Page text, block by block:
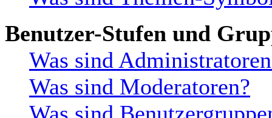
Benutzer-Stufen und
Was sind
Was sind Moderatoren?